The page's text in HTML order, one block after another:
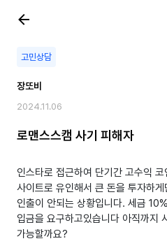
고민상담
장또비
2024.11.06
로맨스스캠 사기 피해자
인스타로 접근하여 단기간 고수익
사이트로 유인해서 큰 돈을 투자하
인출이 안되는 상황입니다. 세금
입금을 요구하고있습니다 아직까지
가능할까요?